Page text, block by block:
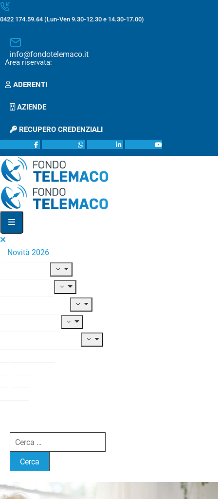
0422 174.59.64 (Lun-Ven 9.30-12.30 e 14.30-17.00)
info@fondotelemaco.it
Area riservata:
ADERENTI
AZIENDE
RECUPERO CREDENZIALI
Novità 2026